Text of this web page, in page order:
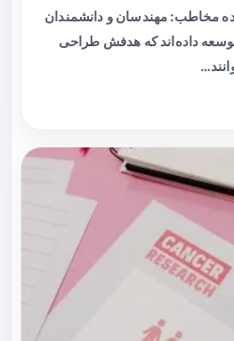
مخاطب: مهندسان و دانشمندان
داده‌اند که هدفش طراحی